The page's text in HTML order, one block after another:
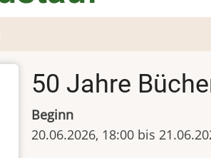
50 Jahre
Beginn
20.06.2026, 18:00 bis